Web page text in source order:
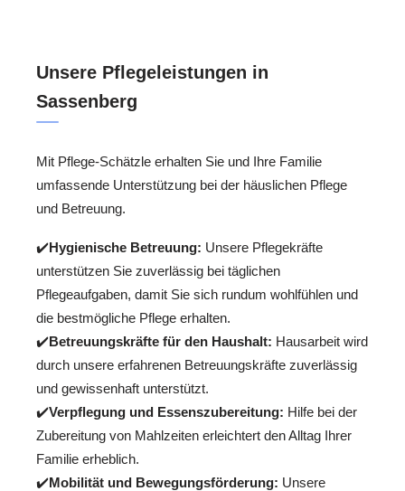
Unsere Pflegeleistungen in
Sassenberg
Mit Pflege-Schätzle erhalten Sie und Ihre Familie
umfassende Unterstützung bei der häuslichen Pflege
und Betreuung.
✔️Hygienische Betreuung: Unsere Pflegekräfte
unterstützen Sie zuverlässig bei täglichen
Pflegeaufgaben, damit Sie sich rundum wohlfühlen und
die bestmögliche Pflege erhalten.
✔️Betreuungskräfte für den Haushalt: Hausarbeit wird
durch unsere erfahrenen Betreuungskräfte zuverlässig
und gewissenhaft unterstützt.
✔️Verpflegung und Essenszubereitung: Hilfe bei der
Zubereitung von Mahlzeiten erleichtert den Alltag Ihrer
Familie erheblich.
✔️Mobilität und Bewegungsförderung: Unsere